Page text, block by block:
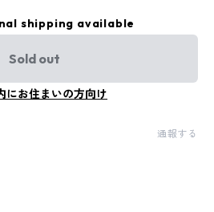
shipping available
Sold out
にお住まいの方向け
通報する